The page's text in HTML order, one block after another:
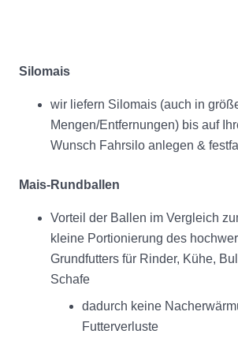
Silomais
wir liefern Silomais (auch in
Mengen/Entfernungen) bis auf
Wunsch Fahrsilo anlegen &
Mais-Rundballen
Vorteil der Ballen im Vergleich
kleine Portionierung des
Grundfutters für Rinder, Kühe,
Schafe
dadurch keine
Futterverluste